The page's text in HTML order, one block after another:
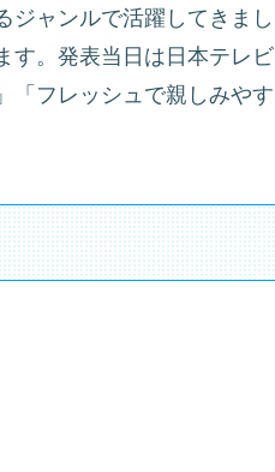
ジャンルで活躍してきまし
す。発表当日は日本テレビ
「フレッシュで親しみやす